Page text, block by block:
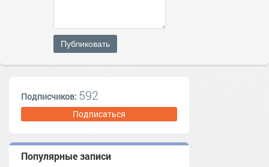
Публиковать
Подписчиков: 592
Подписаться
Популярные записи